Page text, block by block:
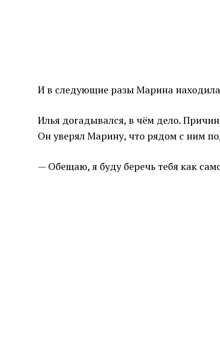
И в следующие разы Марина находила
Илья догадывался, в чём дело.
Он уверял Марину, что рядом с ним
— Обещаю, я буду беречь тебя как